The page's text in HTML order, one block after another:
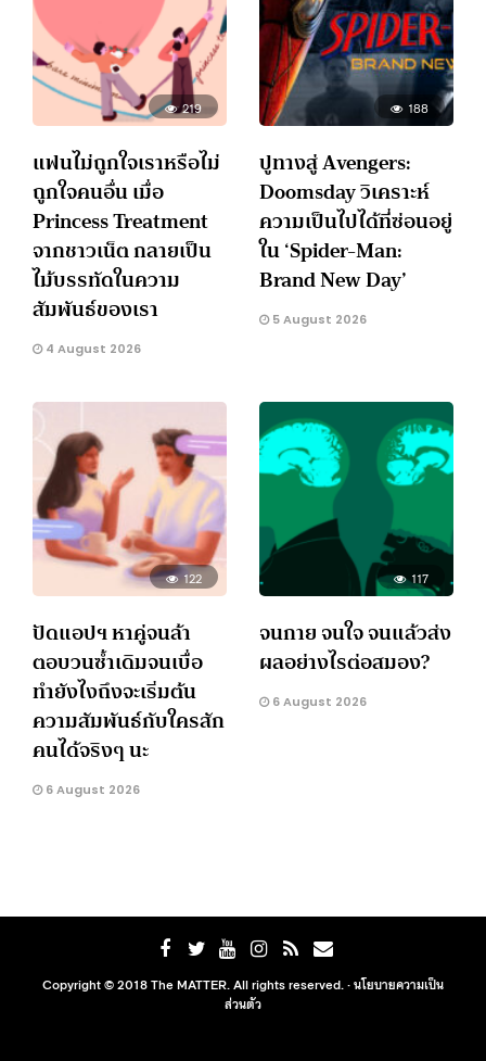
219
แฟนไม่ถูกใจเราหรือไม่
ถูกใจคนอื่น เมื่อ
Princess Treatment
จากชาวเน็ต กลายเป็น
ไม้บรรทัดในความ
สัมพันธ์ของเรา
4 August 2026
188
ปูทางสู่ Avengers:
Doomsday วิเคราะห์
ความเป็นไปได้ที่ซ่อนอยู่
ใน ‘Spider-Man:
Brand New Day’
5 August 2026
122
ปัดแอปฯ หาคู่จนล้า
ตอบวนซ้ำเดิมจนเบื่อ
ทำยังไงถึงจะเริ่มต้น
ความสัมพันธ์กับใครสัก
คนได้จริงๆ นะ
6 August 2026
117
จนกาย จนใจ จนแล้วส่ง
ผลอย่างไรต่อสมอง?
6 August 2026
Copyright © 2018 The MATTER. All rights reserved. ·นโยบายความเป็น
ส่วนตัว